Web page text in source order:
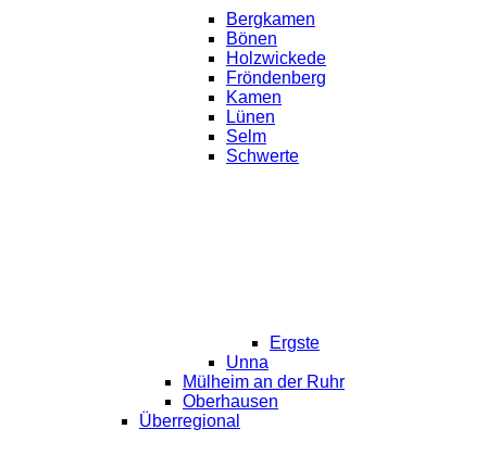
Bergkamen
Bönen
Holzwickede
Fröndenberg
Kamen
Lünen
Selm
Schwerte
Ergste
Unna
Mülheim an der Ruhr
Oberhausen
Überregional